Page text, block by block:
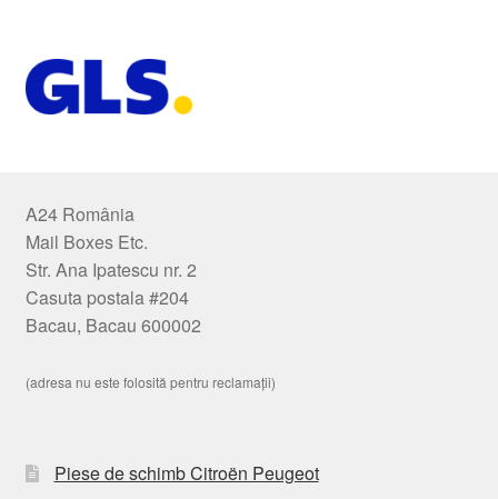
A24 România
Mail Boxes Etc.
Str. Ana Ipatescu nr. 2
Casuta postala #204
Bacau, Bacau 600002
(adresa nu este folosită pentru reclamații)
Piese de schimb Citroën Peugeot